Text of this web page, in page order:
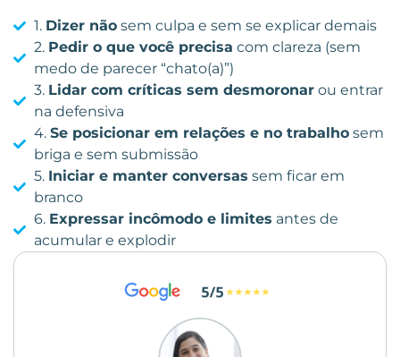
1. Dizer nãosem culpa e sem se explicar demais
2. Pedir o que você precisa com clareza (sem
medo de parecer “chato(a)”)
3. Lidar com críticas sem desmoronarou entrar
na defensiva
4. Se posicionar em relações e no trabalhosem
briga e sem submissão
5. Iniciar e manter conversas sem ficar em
branco
6. Expressar incômodo e limites antes de
acumular e explodir